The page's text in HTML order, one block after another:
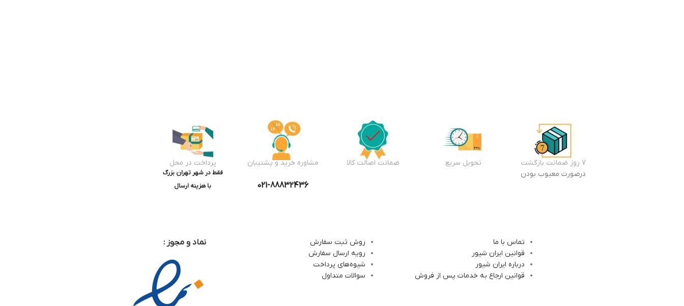
7 روز ضمانت بازگشت
درصورت معیوب بودن
تحویل سریع ضمانت اصالت کالا مشاوره خرید و پشتیبان
021-88832436
پرداخت در محل
فقط در شهر تهران بزرگ
با هزینه ارسال
تماس با ما
قوانین ایران شیور
درباره ایران شیور
قوانین ارجاع به خدمات پس از فروش
روش ثبت سفارش
رویه ارسال سفارش
شیوه‌های پرداخت
سوالات متداول
نماد و مجوز :